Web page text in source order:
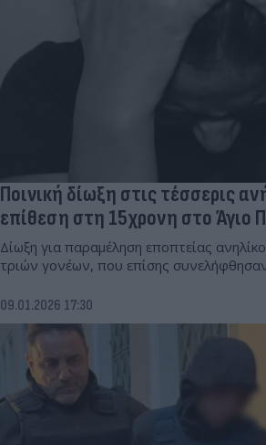
Ποινική δίωξη στις τέσσερις
επίθεση στη 15χρονη στο Άγιο
Δίωξη για παραμέληση εποπτείας
τριών γονέων, που επίσης
09.01.2026 17:30